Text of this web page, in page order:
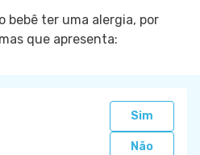
bebê ter uma alergia, por
que apresenta:
Sim
Não